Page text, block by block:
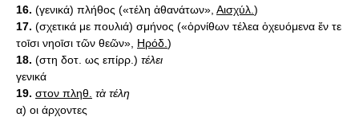
16. (γενικά) πλήθος («τέλη ἀθανάτων», Αισχύλ. )
17. (σχετικά με πουλιά) σμήνος («ὀρνίθων τέλεα ὀχευόμενα ἔν τε
τοῑσι νηοῑσι τῶν θεῶν», Ηρόδ. )
18. (στη δοτ. ως επίρρ.) τέλει
γενικά
19. στον πληθ. τὰ τέλη
α) οι άρχοντες